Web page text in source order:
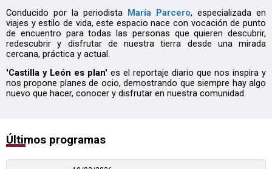
Conducido por la periodista María Parcero, especializada en
viajes y estilo de vida, este espacio nace con vocación de punto
de encuentro para todas las personas que quieren descubrir,
redescubrir y disfrutar de nuestra tierra desde una mirada
cercana, práctica y actual.
'Castilla y León es plan' es el reportaje diario que nos inspira y
nos propone planes de ocio, demostrando que siempre hay algo
nuevo que hacer, conocer y disfrutar en nuestra comunidad.
Últimos programas